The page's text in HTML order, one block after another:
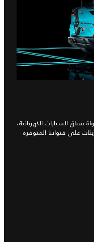
سباق السيارات الكهربائية،
على قنواتنا المتوفرة